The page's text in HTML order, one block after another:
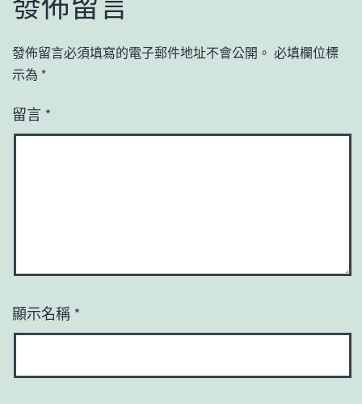
發佈留言必須填寫的電子郵件地址不會公開。 必填欄位標
示為 *
留言 *
顯示名稱 *